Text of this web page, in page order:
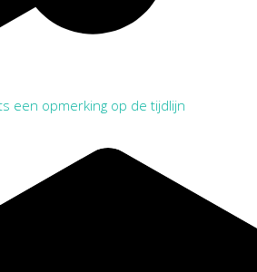
een opmerking op de tijdlijn